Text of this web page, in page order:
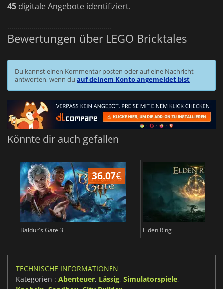
45 digitale Angebote identifiziert.
Bewertungen über LEGO Bricktales
Du kannst einen Kommentar posten oder auf eine Nachricht
antworten, wenn du auf deinem Konto angemeldet bist
Könnte dir auch gefallen
36.07€
Baldur's Gate 3 Elden Ring
TECHNISCHE INFORMATIONEN
Kategorien : Abenteuer, Lässig, Simulatorspiele,